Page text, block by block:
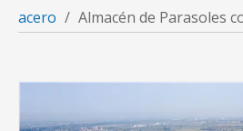
acero / Almacén de Parasoles